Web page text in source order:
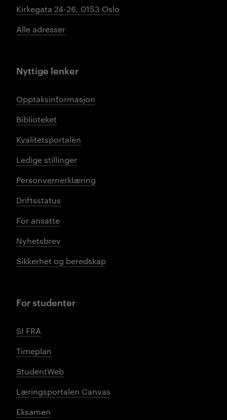
Kirkegata 24-26, 0153 Oslo
Alle adresser
Nyttige lenker
Opptaksinformasjon
Biblioteket
Kvalitetsportalen
Ledige stillinger
Personvernerklæring
Driftsstatus
For ansatte
Nyhetsbrev
Sikkerhet og beredskap
For studenter
SI FRA
Timeplan
StudentWeb
Læringsportalen Canvas
Eksamen